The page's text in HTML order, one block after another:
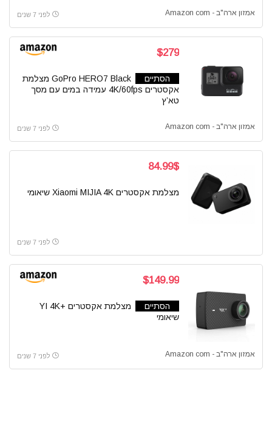
אמזון ארה"ב - Amazon com לפני 7 שנים
$279
הסתיים
GoPro HERO7 Black מצלמת
אקסטרים 4K/60fps עמידה במים עם מסך
טא’ץ
אמזון ארה"ב - Amazon com לפני 7 שנים
84.99$
מצלמת אקסטרים Xiaomi MIJIA 4K שיאומי
לפני 7 שנים
$149.99
הסתיים
מצלמת אקסטרים +YI 4K
שיאומי
אמזון ארה"ב - Amazon com לפני 7 שנים